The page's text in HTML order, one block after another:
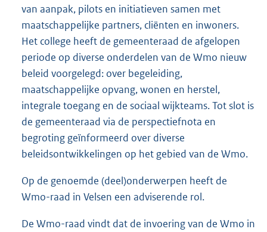
van aanpak, pilots en initiatieven samen met
maatschappelijke partners, cliënten en inwoners.
Het college heeft de gemeenteraad de afgelopen
periode op diverse onderdelen van de Wmo nieuw
beleid voorgelegd: over begeleiding,
maatschappelijke opvang, wonen en herstel,
integrale toegang en de sociaal wijkteams. Tot slot is
de gemeenteraad via de perspectiefnota en
begroting geïnformeerd over diverse
beleidsontwikkelingen op het gebied van de Wmo.
Op de genoemde (deel)onderwerpen heeft de
Wmo-raad in Velsen een adviserende rol.
De Wmo-raad vindt dat de invoering van de Wmo in